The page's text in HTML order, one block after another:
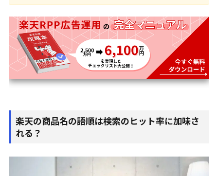
楽天の商品名の語順は検索のヒット率に加味さ
れる？